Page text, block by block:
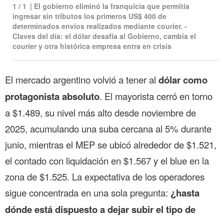
1 / 1 | El gobierno eliminó la franquicia que permitía
ingresar sin tributos los primeros US$ 400 de
determinados envíos realizados mediante courier. -
Claves del día: el dólar desafía al Gobierno, cambia el
courier y otra histórica empresa entra en crisis
El mercado argentino volvió a tener al dólar como
protagonista absoluto. El mayorista cerró en torno
a $1.489, su nivel más alto desde noviembre de
2025, acumulando una suba cercana al 5% durante
junio, mientras el MEP se ubicó alrededor de $1.521,
el contado con liquidación en $1.567 y el blue en la
zona de $1.525. La expectativa de los operadores
sigue concentrada en una sola pregunta: ¿hasta
dónde está dispuesto a dejar subir el tipo de